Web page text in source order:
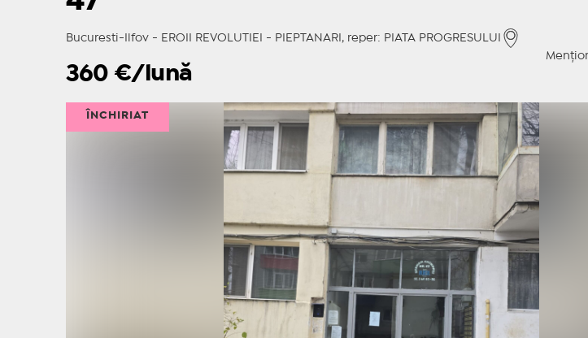
Bucuresti-Ilfov - EROII REVOLUTIEI - PIEPTANARI, reper: PIATA PROGRESULUI
360 €/lună
ÎNCHIRIAT